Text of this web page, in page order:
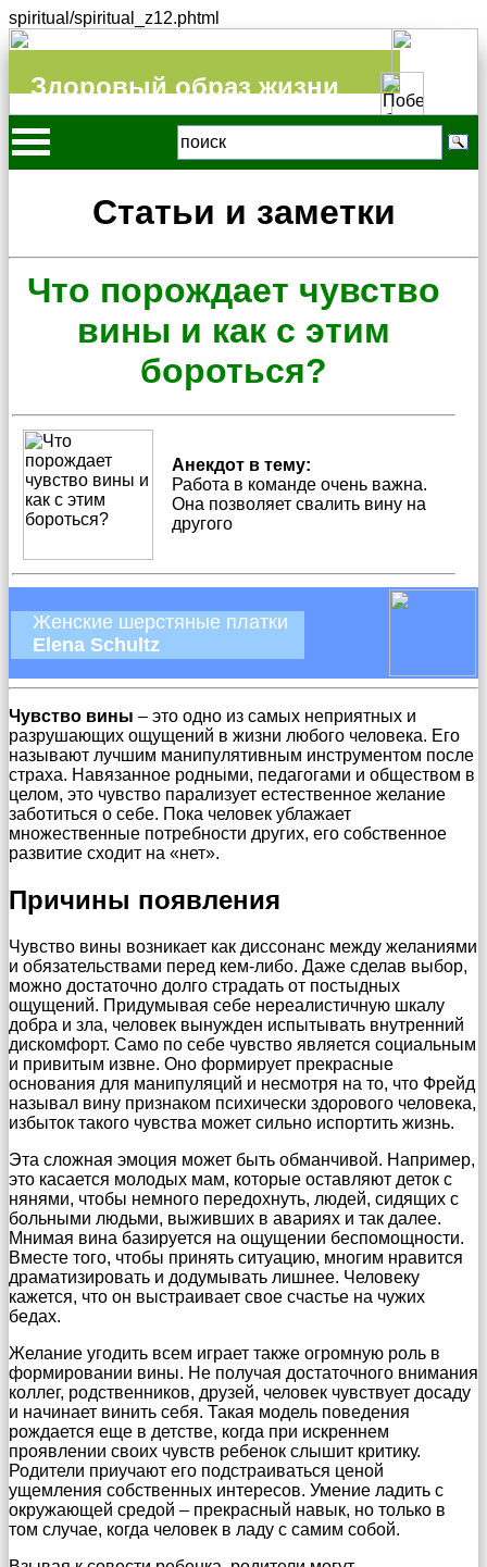
spiritual/spiritual_z12.phtml
Здоровый образ жизни
Статьи и заметки
Что порождает чувство
вины и как с этим
бороться?
Анекдот в тему:
Работа в команде очень важна.
Она позволяет свалить вину на
другого
Женские шерстяные платки
Elena Schultz
Чувство вины – это одно из самых неприятных и
разрушающих ощущений в жизни любого человека. Его
называют лучшим манипулятивным инструментом после
страха. Навязанное родными, педагогами и обществом в
целом, это чувство парализует естественное желание
заботиться о себе. Пока человек ублажает
множественные потребности других, его собственное
развитие сходит на «нет».
Причины появления
Чувство вины возникает как диссонанс между желаниями
и обязательствами перед кем-либо. Даже сделав выбор,
можно достаточно долго страдать от постыдных
ощущений. Придумывая себе нереалистичную шкалу
добра и зла, человек вынужден испытывать внутренний
дискомфорт. Само по себе чувство является социальным
и привитым извне. Оно формирует прекрасные
основания для манипуляций и несмотря на то, что Фрейд
называл вину признаком психически здорового человека,
избыток такого чувства может сильно испортить жизнь.
Эта сложная эмоция может быть обманчивой. Например,
это касается молодых мам, которые оставляют деток с
нянями, чтобы немного передохнуть, людей, сидящих с
больными людьми, выживших в авариях и так далее.
Мнимая вина базируется на ощущении беспомощности.
Вместе того, чтобы принять ситуацию, многим нравится
драматизировать и додумывать лишнее. Человеку
кажется, что он выстраивает свое счастье на чужих
бедах.
Желание угодить всем играет также огромную роль в
формировании вины. Не получая достаточного внимания
коллег, родственников, друзей, человек чувствует досаду
и начинает винить себя. Такая модель поведения
рождается еще в детстве, когда при искреннем
проявлении своих чувств ребенок слышит критику.
Родители приучают его подстраиваться ценой
ущемления собственных интересов. Умение ладить с
окружающей средой – прекрасный навык, но только в
том случае, когда человек в ладу с самим собой.